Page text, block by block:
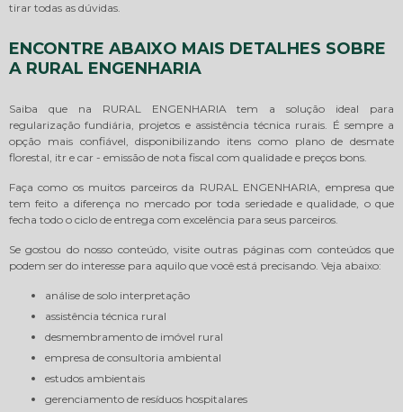
tirar todas as dúvidas.
ENCONTRE ABAIXO MAIS DETALHES SOBRE
A RURAL ENGENHARIA
Saiba que na RURAL ENGENHARIA tem a solução ideal para
regularização fundiária, projetos e assistência técnica rurais. É sempre a
opção mais confiável, disponibilizando itens como plano de desmate
florestal, itr e car - emissão de nota fiscal com qualidade e preços bons.
Faça como os muitos parceiros da RURAL ENGENHARIA, empresa que
tem feito a diferença no mercado por toda seriedade e qualidade, o que
fecha todo o ciclo de entrega com excelência para seus parceiros.
Se gostou do nosso conteúdo, visite outras páginas com conteúdos que
podem ser do interesse para aquilo que você está precisando. Veja abaixo:
análise de solo interpretação
assistência técnica rural
desmembramento de imóvel rural
empresa de consultoria ambiental
estudos ambientais
gerenciamento de resíduos hospitalares